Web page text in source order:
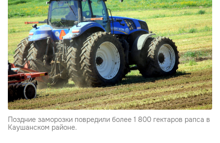
Поздние заморозки повредили более 1 800 гектаров рапса в
Каушанском районе.